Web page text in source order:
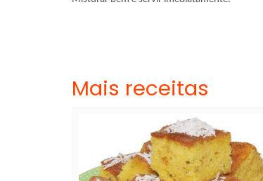
Mais receitas